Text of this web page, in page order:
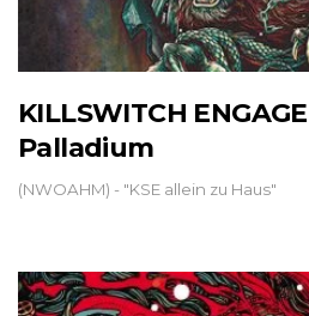
KILLSWITCH
Palladium
(NWOAHM) - "KSE allein zu Haus"